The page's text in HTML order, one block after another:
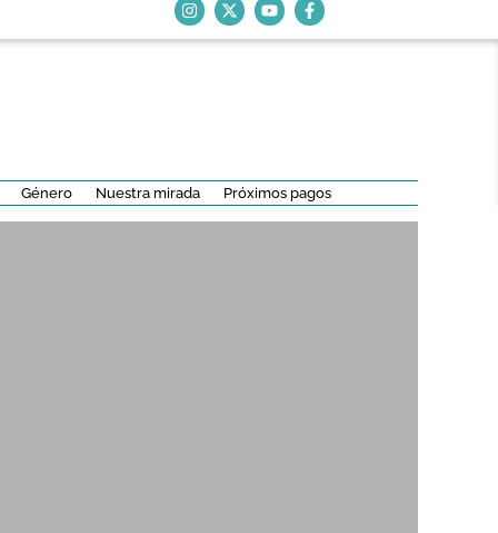
Género Nuestra mirada Próximos pagos